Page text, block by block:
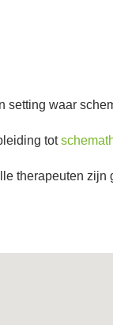
waar
tot
therapeuten